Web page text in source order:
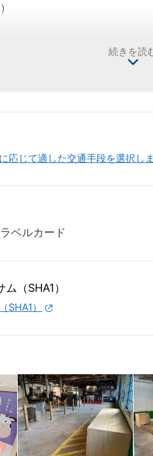
続きを読
応じて適した交通手段を選択し
ベルカード
（SHA1）
SHA1）